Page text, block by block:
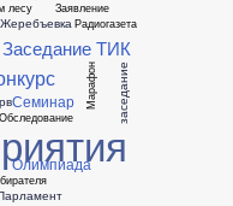
лесу
Жеребъевка
Заседание ТИК
Заявление
Марафон
Обследование
Олимпиада
Радиогазета
Семинар заседание